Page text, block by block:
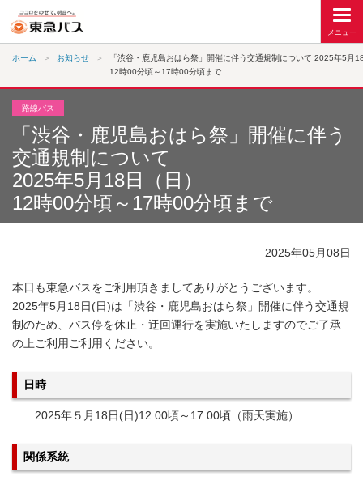
ホーム お知らせ
「渋谷・鹿児島おはら祭」開催に伴う交通規制について 2025年5月
12時00分頃～17時00分頃まで
路線バス
「渋谷・鹿児島おはら祭」開催に伴う
交通規制について
2025年5月18日（日）
12時00分頃～17時00分頃まで
2025年05月08日
本日も東急バスをご利用頂きましてありがとうございます。
2025年5月18日(日)は「渋谷・鹿児島おはら祭」開催に伴う交通規
制のため、バス停を休止・迂回運行を実施いたしますのでご了承
の上ご利用ご利用ください。
日時
2025年５月18日(日)12:00頃～17:00頃（雨天実施）
関係系統